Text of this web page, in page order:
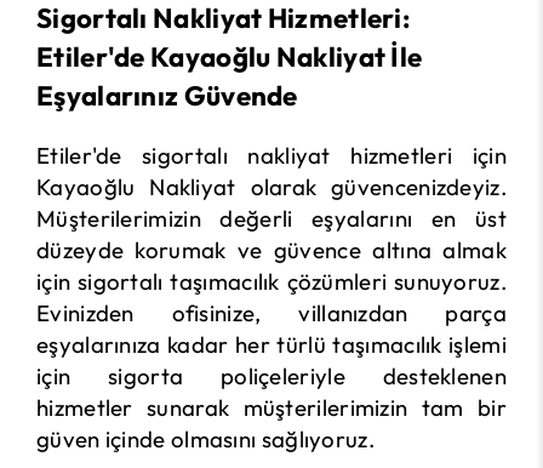
Sigortalı Nakliyat Hizmetleri:
Etiler'de Kayaoğlu Nakliyat İle
Eşyalarınız Güvende
Etiler'de sigortalı nakliyat hizmetleri için
Kayaoğlu Nakliyat olarak güvencenizdeyiz.
Müşterilerimizin değerli eşyalarını en üst
düzeyde korumak ve güvence altına almak
için sigortalı taşımacılık çözümleri sunuyoruz.
Evinizden ofisinize, villanızdan parça
eşyalarınıza kadar her türlü taşımacılık işlemi
için sigorta poliçeleriyle desteklenen
hizmetler sunarak müşterilerimizin tam bir
güven içinde olmasını sağlıyoruz.